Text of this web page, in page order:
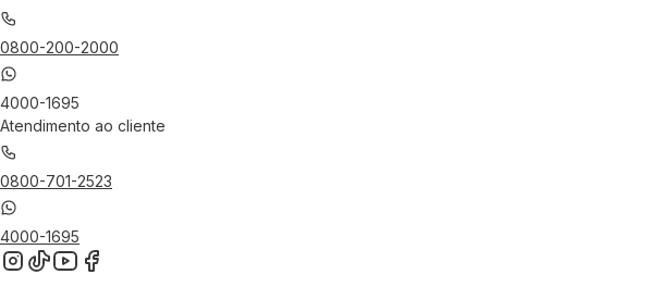
0800-200-2000
4000-1695
Atendimento ao cliente
0800-701-2523
4000-1695